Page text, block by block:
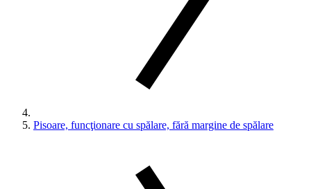
Pisoare, funcţionare cu spălare, fără margine de spălare